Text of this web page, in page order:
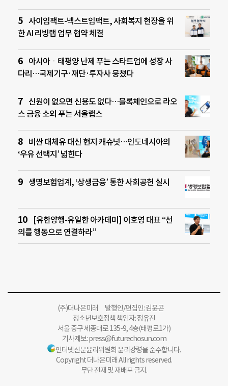
사이임팩트-넥스트임팩트, 사회복지 현장을 위
한 AI 리빙랩 업무 협약 체결
아시아ㆍ태평양 난제 푸는 스타트업에 성장 사
다리…국제기구·재단·투자사 뭉쳤다
신원이 없으면 신용도 없다…블록체인으로 라오
스 금융 소외 푸는 서울랩스
비싼 대체유 대신 현지 캐슈넛…인도네시아의
‘우유 선택지’ 넓힌다
생명보험업계, ‘상생금융’ 통한 사회공헌 실시
[유한양행-유일한 아카데미] 이호영 대표 “선
의를 행동으로 연결하라”
(주)더나은미래 발행인/편집인: 김윤곤
청소년보호정책 책임자: 정유진
서울 중구 세종대로 135-9, 4층(태평로1가)
기사제보:press@futurechosun.com
인터넷신문윤리위원회 윤리강령을 준수합니다.
Copyright 더나은미래 All rights reserved.
무단 전재 및 재배포 금지.